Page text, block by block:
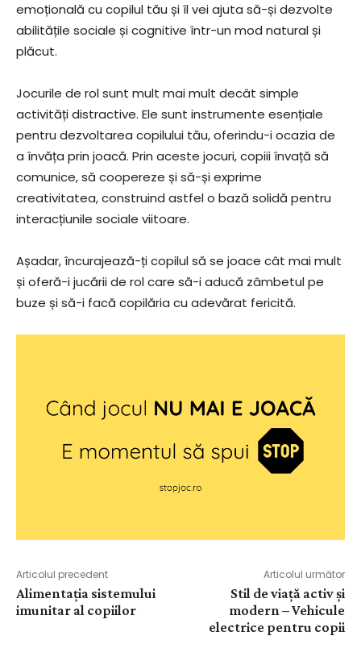
emoțională cu copilul tău și îl vei ajuta să-și dezvolte
abilitățile sociale și cognitive într-un mod natural și
plăcut.
Jocurile de rol sunt mult mai mult decât simple
activități distractive. Ele sunt instrumente esențiale
pentru dezvoltarea copilului tău, oferindu-i ocazia de
a învăța prin joacă. Prin aceste jocuri, copiii învață să
comunice, să coopereze și să-și exprime
creativitatea, construind astfel o bază solidă pentru
interacțiunile sociale viitoare.
Așadar, încurajează-ți copilul să se joace cât mai mult
și oferă-i jucării de rol care să-i aducă zâmbetul pe
buze și să-i facă copilăria cu adevărat fericită.
Articolul precedent
Alimentația sistemului
imunitar al copiilor
Articolul următor
Stil de viață activ și
modern – Vehicule
electrice pentru copii